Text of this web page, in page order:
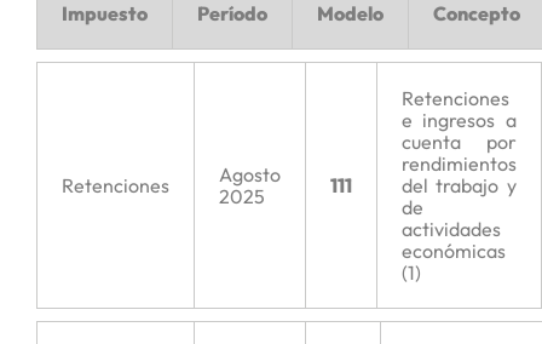
Impuesto Período Modelo Concepto
Retenciones
Agosto
2025
111
Retenciones
e ingresos a
cuenta por
rendimientos
del trabajo y
de
actividades
económicas
(1)